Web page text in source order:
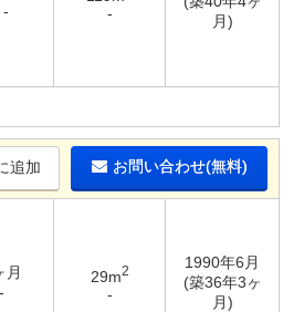
-
-
月)
追加 お問い合わせ(無料)
月
29m2
-
1990年6月
(築36年3ヶ
月)